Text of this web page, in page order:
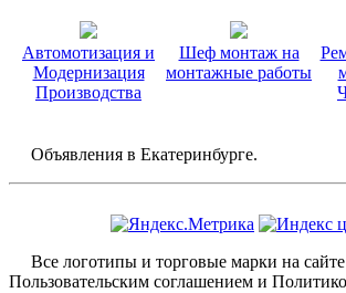
Автомотизация и
Модернизация
Производства
Шеф монтаж на
монтажные работы
Объявления в Екатеринбурге.
Все логотипы и торговые марки на
Пользовательским соглашением и